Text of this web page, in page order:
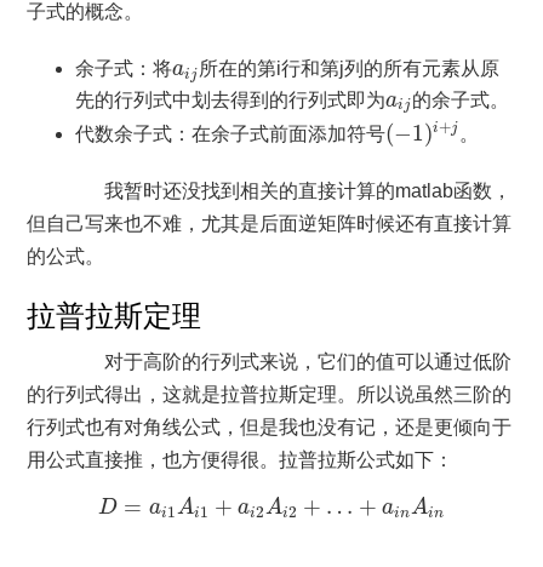
子式的概念。
余子式：将aij
ai j 所在的第i行和第j列的所有元素从原
先的行列式中划去得到的行列式即为aij
ai j 的余子式。
代数余子式：在余子式前面添加符号(−1)i+j
( −1 )i+j
。
我暂时还没找到相关的直接计算的matlab函数，
但自己写来也不难，尤其是后面逆矩阵时候还有直接计算
的公式。
拉普拉斯定理
对于高阶的行列式来说，它们的值可以通过低阶
的行列式得出，这就是拉普拉斯定理。所以说虽然三阶的
行列式也有对角线公式，但是我也没有记，还是更倾向于
用公式直接推，也方便得很。拉普拉斯公式如下：
D = ai1Ai1 + ai2Ai2 + … + ainAin
1A + A + i